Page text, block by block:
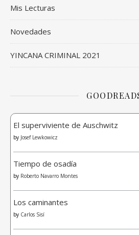
Mis Lecturas
Novedades
YINCANA CRIMINAL 2021
El superviviente de Auschwitz
by Josef Lewkowicz
Tiempo de osadía
by Roberto Navarro Montes
Los caminantes
by Carlos Sisí